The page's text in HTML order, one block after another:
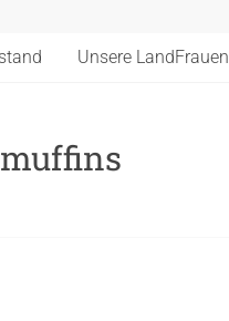
Unsere LandFrauen